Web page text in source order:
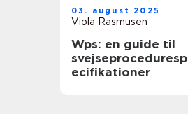
03. august 2025
Viola Rasmusen
Wps: en guide til
svejseproceduresp
ecifikationer